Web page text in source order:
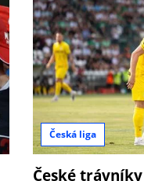
Česká liga
České